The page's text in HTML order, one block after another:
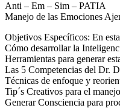
Anti – Em – Sim – PATIA
Manejo de las Emociones
Objetivos Específicos: En
Cómo desarrollar la
Herramientas para generar
Las 5 Competencias del Dr.
Técnicas de enfoque y
Tip´s Creativos para el
Generar Consciencia para